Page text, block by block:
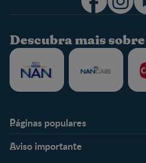
Descubra mais
Páginas populares
Sobre Nós
Aviso importante